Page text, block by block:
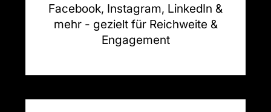
Facebook, Instagram, LinkedIn &
mehr - gezielt für Reichweite &
Engagement